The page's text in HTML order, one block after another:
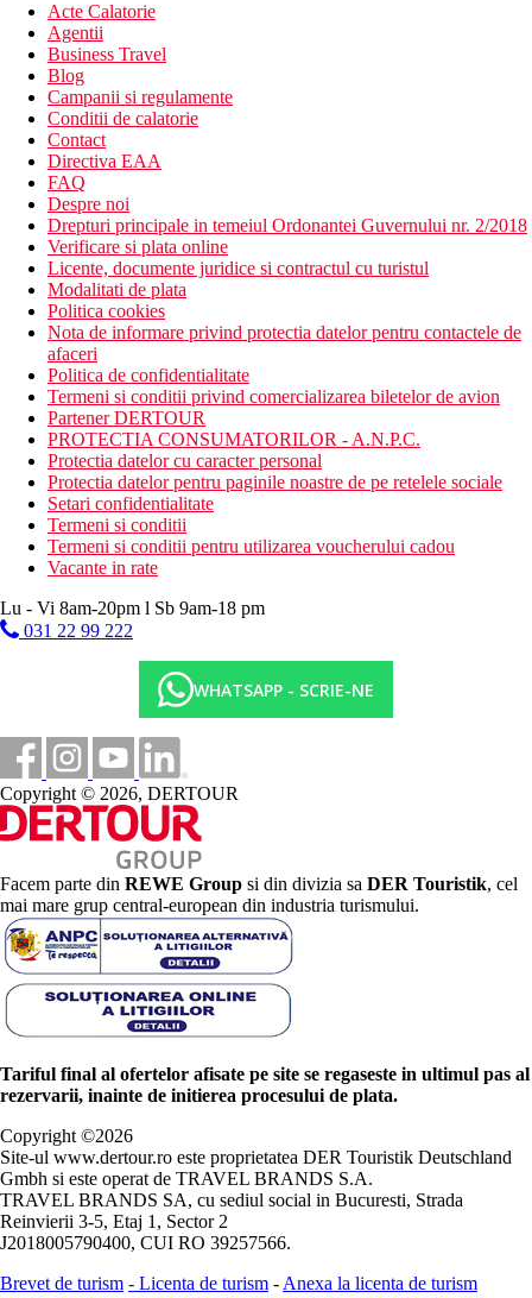
Acte Calatorie
Agentii
Business Travel
Blog
Campanii si regulamente
Conditii de calatorie
Contact
Directiva EAA
FAQ
Despre noi
Drepturi principale in temeiul Ordonantei Guvernului nr. 2/2018
Verificare si plata online
Licente, documente juridice si contractul cu turistul
Modalitati de plata
Politica cookies
Nota de informare privind protectia datelor pentru contactele de
afaceri
Politica de confidentialitate
Termeni si conditii privind comercializarea biletelor de avion
Partener DERTOUR
PROTECTIA CONSUMATORILOR - A.N.P.C.
Protectia datelor cu caracter personal
Protectia datelor pentru paginile noastre de pe retelele sociale
Setari confidentialitate
Termeni si conditii
Termeni si conditii pentru utilizarea voucherului cadou
Vacante in rate
Lu - Vi 8am-20pm l Sb 9am-18 pm
031 22 99 222
WHATSAPP - SCRIE-NE
Copyright © 2026, DERTOUR
Facem parte din REWE Group si din divizia sa DER Touristik, cel
mai mare grup central-european din industria turismului.
Tariful final al ofertelor afisate pe site se regaseste in ultimul pas al
rezervarii, inainte de initierea procesului de plata.
Copyright ©2026
Site-ul www.dertour.ro este proprietatea DER Touristik Deutschland
Gmbh si este operat de TRAVEL BRANDS S.A.
TRAVEL BRANDS SA, cu sediul social in Bucuresti, Strada
Reinvierii 3-5, Etaj 1, Sector 2
J2018005790400, CUI RO 39257566.
Brevet de turism - Licenta de turism - Anexa la licenta de turism